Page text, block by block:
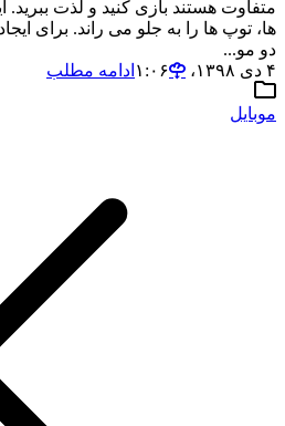
متفاوت هستند بازی کنید و لذت ببرید.
ها، توپ ها را به جلو می راند. برای
دو مو...
۴ دی ۱۳۹۸،‏ ۱:۰۶
ادامه مطلب
موبایل